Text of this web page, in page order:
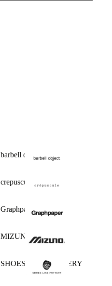
barbell object
crepuscule
Graphpaper
MIZUNO
SHOES LIKE POTTERY